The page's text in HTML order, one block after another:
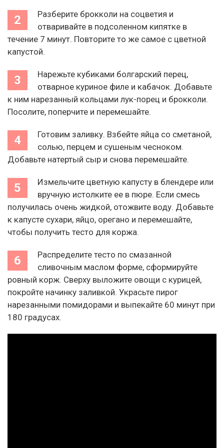
Разберите брокколи на соцветия и
отваривайте в подсоленном кипятке в
течение 7 минут. Повторите то же самое с цветной
капустой.
Нарежьте кубиками болгарский перец,
отварное куриное филе и кабачок. Добавьте
к ним нарезанный кольцами лук-порец и брокколи.
Посолите, поперчите и перемешайте.
Готовим заливку. Взбейте яйца со сметаной,
солью, перцем и сушеным чесноком.
Добавьте натертый сыр и снова перемешайте.
Измельчите цветную капусту в блендере или
вручную истолките ее в пюре. Если смесь
получилась очень жидкой, отожвите воду. Добавьте
к капусте сухари, яйцо, орегано и перемешайте,
чтобы получить тесто для коржа.
Распределите тесто по смазанной
сливочным маслом форме, сформируйте
ровный корж. Сверху выложите овощи с курицей,
покройте начинку заливкой. Украсьте пирог
нарезанными помидорами и выпекайте 60 минут при
180 градусах.